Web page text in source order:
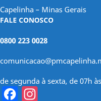
Capelinha – Minas Gerais
FALE CONOSCO
0800 223 0028
de segunda à sexta, de 07h
Facebook